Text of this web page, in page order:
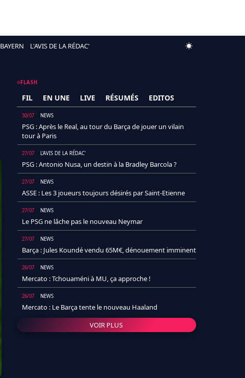
BAYERN L'AVIS DE LA RÉDAC'
FLASH
FIL EN UNE LIVE RÉSUMÉS EDITOS
30/07 NEWS
PSG : Après le Real, au tour du Barça de jouer un vilain
tour à Paris
27/07 L'AVIS DE LA RÉDAC'
PSG : Antonio Nusa, un destin à la Bradley Barcola ?
27/07 NEWS
ASSE : Les 3 joueurs toujours désirés par Saint-Etienne
27/07 NEWS
Le PSG ne lâche pas le nouveau Neymar
27/07 NEWS
Barça : Jules Koundé vendu 65M€, dénouement imminent
26/07 NEWS
Mercato : Tchouaméni à MU, ça approche !
26/07 NEWS
Mercato : Le Barça tente le nouveau Haaland
VOIR PLUS